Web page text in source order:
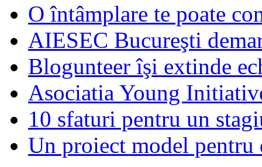
O întâmplare te poate
AIESEC Bucureşti
Blogunteer îşi extinde
Asociatia Young
10 sfaturi pentru un
Un proiect model